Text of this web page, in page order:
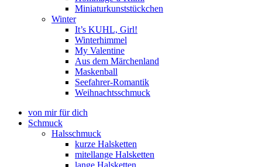
Miniaturkunststückchen
Winter
It’s KUHL, Girl!
Winterhimmel
My Valentine
Aus dem Märchenland
Maskenball
Seefahrer-Romantik
Weihnachtsschmuck
von mir für dich
Schmuck
Halsschmuck
kurze Halsketten
mitellange Halsketten
lange Halsketten